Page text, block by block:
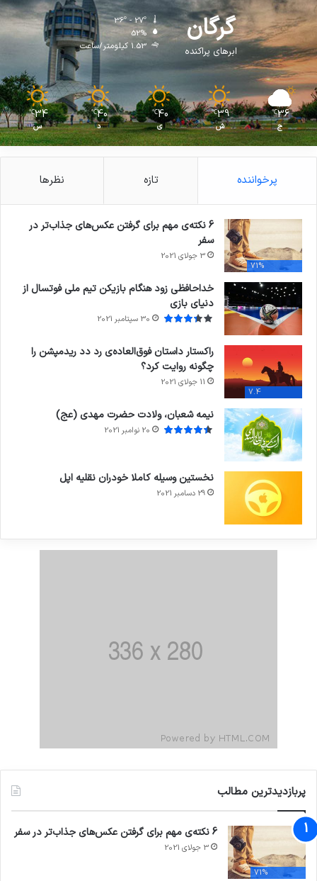
گرگان
ابرهای پراکنده
36º - 27º
52%
1.53 کیلومتر/ساعت
36
℃
ج
39
℃
ش
40
℃
ی
40
℃
د
34
℃
س
پرخواننده تازه نظرها
71%
6 نکته‌ی مهم برای گرفتن عکس‌های جذاب‌تر در
سفر
3 جولای 2021
خداحافظی زود هنگام بازیکن تیم ملی فوتسال از
دنیای بازی
30 سپتامبر 2021
7.4
راکستار داستان فوق‌العاده‌ی رد دد ریدمپشن را
چگونه روایت کرد؟
11 جولای 2021
نیمه شعبان، ولادت حضرت مهدی (عج)
20 نوامبر 2021
نخستین وسیله کاملا خودران نقلیه اپل
29 دسامبر 2021
پربازدیدترین مطالب
71%
6 نکته‌ی مهم برای گرفتن عکس‌های جذاب‌تر در سفر
3 جولای 2021